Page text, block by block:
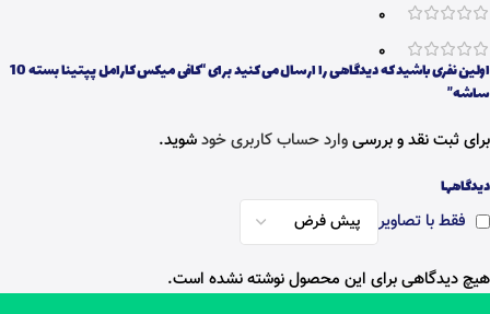
0
0
دیدگاهها
فقط با تصاویر
هیچ دیدگاهی برای این محصول نوشته نشده است.
اولین نفری باشید که دیدگاهی را ارسال می کنید برای “کافی میکس کارامل پپتینا بسته 10
ساشه”
برای ثبت نقد و بررسیوارد حساب کاربری خودشوید.